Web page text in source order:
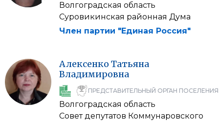
Волгоградская область
Суровикинская районная Дума
Член партии "Единая Россия"
Алексенко Татьяна
Владимировна
ПРЕДСТАВИТЕЛЬНЫЙ ОРГАН ПОСЕЛЕНИЯ
Волгоградская область
Совет депутатов Коммунаровского